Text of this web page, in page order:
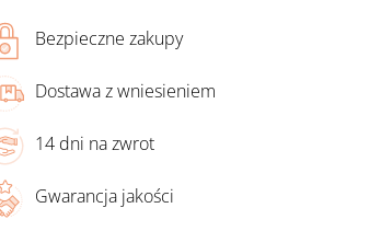
Bezpieczne zakupy
Dostawa z wniesieniem
14 dni na zwrot
Gwarancja jakości